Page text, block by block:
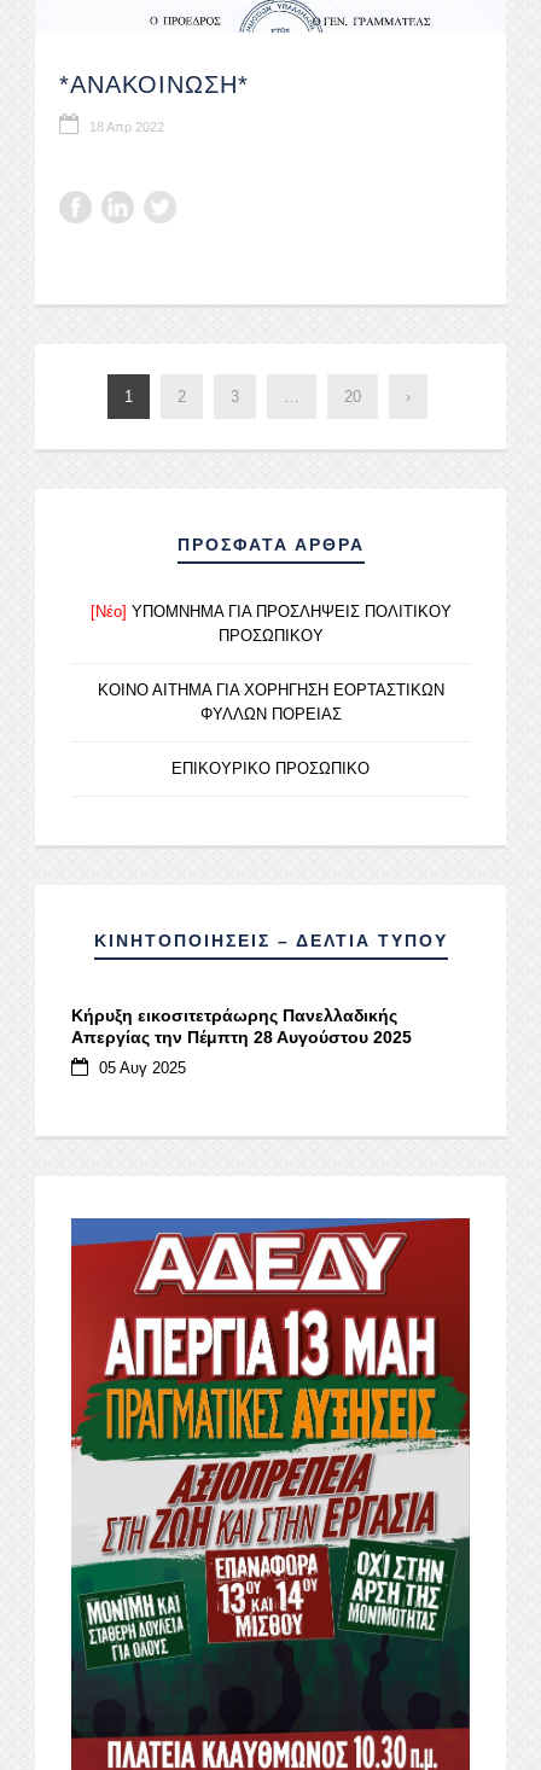
*ΑΝΑΚΟΙΝΩΣΗ*
18 Απρ 2022
1 2 3 20 ›
ΠΡΟΣΦΑΤΑ ΑΡΘΡΑ
[Νέο] ΥΠΟΜΝΗΜΑ ΓΙΑ ΠΡΟΣΛΗΨΕΙΣ ΠΟΛΙΤΙΚΟΥ
ΠΡΟΣΩΠΙΚΟΥ
ΚΟΙΝΟ ΑΙΤΗΜΑ ΓΙΑ ΧΟΡΗΓΗΣΗ ΕΟΡΤΑΣΤΙΚΩΝ
ΦΥΛΛΩΝ ΠΟΡΕΙΑΣ
ΕΠΙΚΟΥΡΙΚΟ ΠΡΟΣΩΠΙΚΟ
ΚΙΝΗΤΟΠΟΙΗΣΕΙΣ – ΔΕΛΤΙΑ ΤΥΠΟΥ
Κήρυξη εικοσιτετράωρης Πανελλαδικής
Απεργίας την Πέμπτη 28 Αυγούστου 2025
05 Αυγ 2025